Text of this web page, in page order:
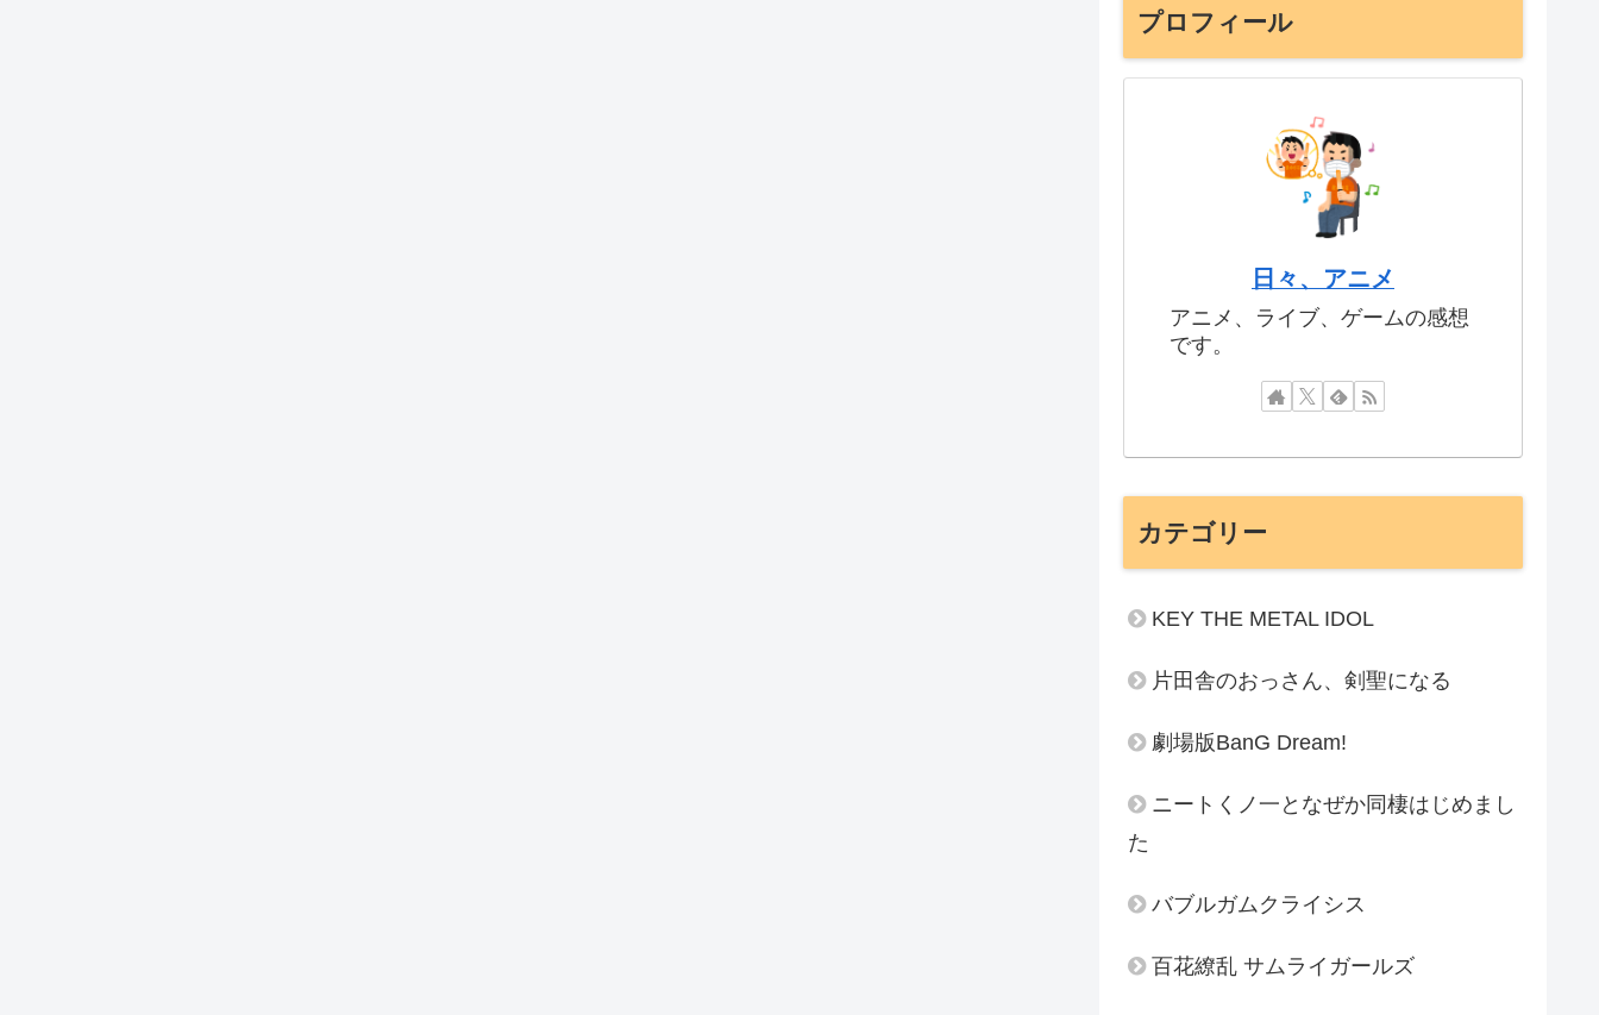
プロフィール
日々、アニメ
アニメ、ライブ、ゲームの感想
です。
カテゴリー
KEY THE METAL IDOL
片田舎のおっさん、剣聖になる
劇場版BanG Dream!
ニートくノ一となぜか同棲はじめまし
た
バブルガムクライシス
百花繚乱 サムライガールズ